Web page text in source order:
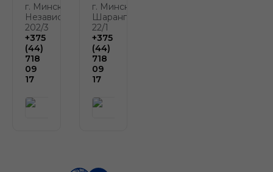
г. Минск, пр-т
Независимости,
202/3
+375
(44)
718
09
17
г. Минск, ул.
Шаранговича
22/1
+375
(44)
718
09
17